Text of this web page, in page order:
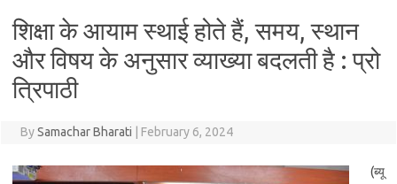
शिक्षा के आयाम स्थाई होते हैं, समय, स्थान
और विषय के अनुसार व्याख्या बदलती है : प्रो
त्रिपाठी
BySamachar Bharati February 6, 2024
(ब्यू